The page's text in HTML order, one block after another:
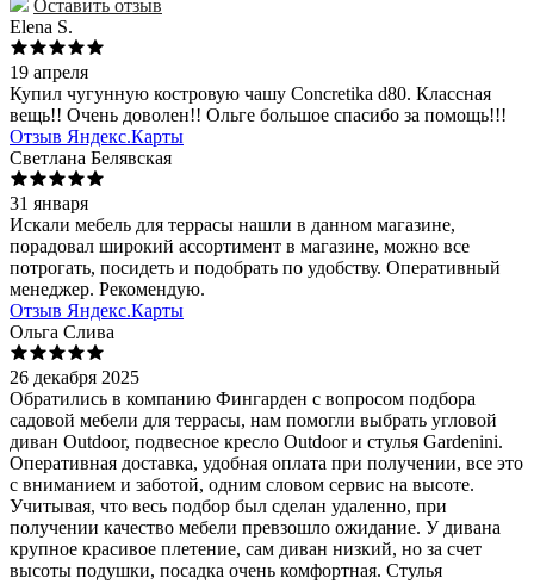
Оставить отзыв
Elena S.
19 апреля
Купил чугунную костровую чашу Concretika d80. Классная
вещь!! Очень доволен!! Ольге большое спасибо за помощь!!!
Отзыв Яндекс.Карты
Светлана Белявская
31 января
Искали мебель для террасы нашли в данном магазине,
порадовал широкий ассортимент в магазине, можно все
потрогать, посидеть и подобрать по удобству. Оперативный
менеджер. Рекомендую.
Отзыв Яндекс.Карты
Ольга Слива
26 декабря 2025
Обратились в компанию Фингарден с вопросом подбора
садовой мебели для террасы, нам помогли выбрать угловой
диван Outdoor, подвесное кресло Outdoor и стулья Gardenini.
Оперативная доставка, удобная оплата при получении, все это
с вниманием и заботой, одним словом сервис на высоте.
Учитывая, что весь подбор был сделан удаленно, при
получении качество мебели превзошло ожидание. У дивана
крупное красивое плетение, сам диван низкий, но за счет
высоты подушки, посадка очень комфортная. Стулья